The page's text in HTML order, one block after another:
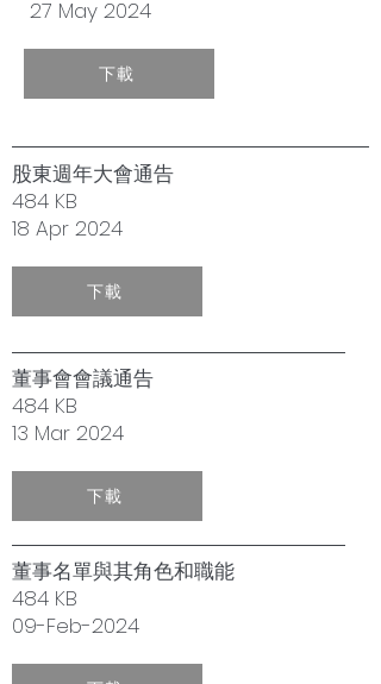
27 May 2024
下載
股東週年大會通告
484 KB
18 Apr 2024
下載
董事會會議通告
484 KB
13 Mar 2024
下載
董事名單與其角色和職能
484 KB
09-Feb-2024